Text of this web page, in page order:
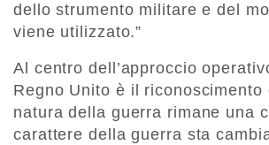
dello strumento militare e del
viene utilizzato.”
Al centro dell’approccio
Regno Unito è il riconoscimento
natura della guerra rimane una
carattere della guerra sta